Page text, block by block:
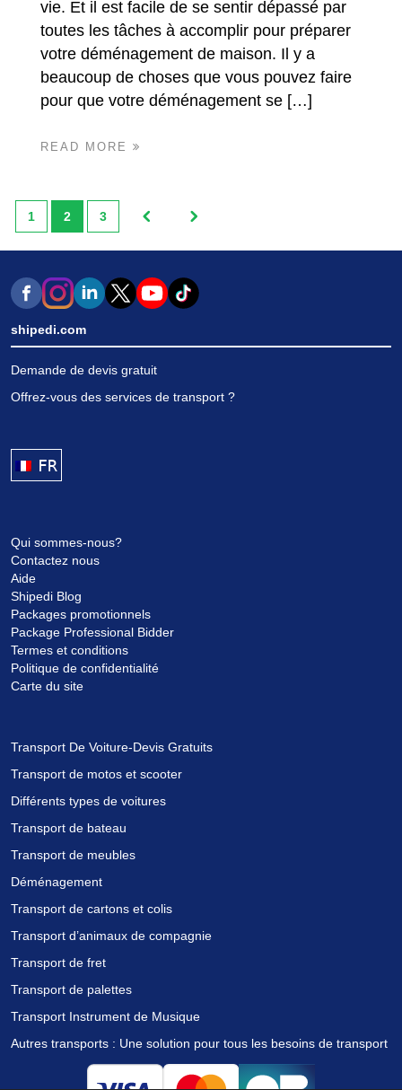
vie. Et il est facile de se sentir dépassé par
toutes les tâches à accomplir pour préparer
votre déménagement de maison. Il y a
beaucoup de choses que vous pouvez faire
pour que votre déménagement se […]
READ MORE
1 2 3
shipedi.com
Demande de devis gratuit
Offrez-vous des services de transport ?
FRANÇAIS
Qui sommes-nous?
Contactez nous
Aide
Shipedi Blog
Packages promotionnels
Package Professional Bidder
Termes et conditions
Politique de confidentialité
Carte du site
Transport De Voiture-Devis Gratuits
Transport de motos et scooter
Différents types de voitures
Transport de bateau
Transport de meubles
Déménagement
Transport de cartons et colis
Transport d’animaux de compagnie
Transport de fret
Transport de palettes
Transport Instrument de Musique
Autres transports : Une solution pour tous les besoins de transport